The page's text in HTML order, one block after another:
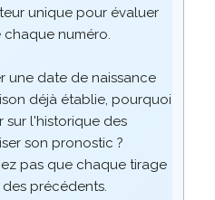
unique pour évaluer
numéro.
une date de naissance
déjà établie, pourquoi
sur l'historique des
son pronostic ?
pas que chaque tirage
précédents.